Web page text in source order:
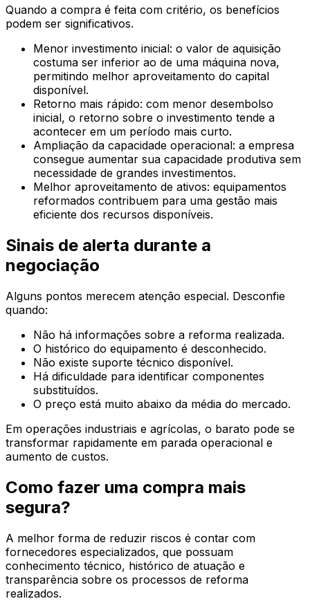
Quando a compra é feita com critério, os benefícios
podem ser significativos.
Menor investimento inicial: o valor de aquisição
costuma ser inferior ao de uma máquina nova,
permitindo melhor aproveitamento do capital
disponível.
Retorno mais rápido: com menor desembolso
inicial, o retorno sobre o investimento tende a
acontecer em um período mais curto.
Ampliação da capacidade operacional: a empresa
consegue aumentar sua capacidade produtiva sem
necessidade de grandes investimentos.
Melhor aproveitamento de ativos: equipamentos
reformados contribuem para uma gestão mais
eficiente dos recursos disponíveis.
Sinais de alerta durante a
negociação
Alguns pontos merecem atenção especial. Desconfie
quando:
Não há informações sobre a reforma realizada.
O histórico do equipamento é desconhecido.
Não existe suporte técnico disponível.
Há dificuldade para identificar componentes
substituídos.
O preço está muito abaixo da média do mercado.
Em operações industriais e agrícolas, o barato pode se
transformar rapidamente em parada operacional e
aumento de custos.
Como fazer uma compra mais
segura?
A melhor forma de reduzir riscos é contar com
fornecedores especializados, que possuam
conhecimento técnico, histórico de atuação e
transparência sobre os processos de reforma
realizados.